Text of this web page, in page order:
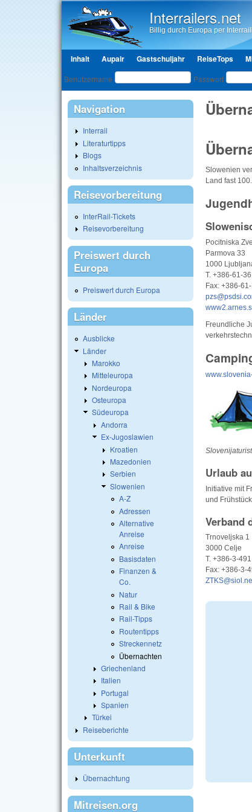
Interrailers.net
Billig durch Europa per
Hauptmenü
Inhalt Aupair Gastschuljahr ReiseTops
Benutzeranmeldung
Benutzername Passwort
Slowenien
Land fast
Pocitniska
Parmova 33
1000
T. +386-61-
Fax: +386-
Freundliche
Slovenijaturist
Urlaub
Initiative mit
und
Verband
Trnoveljska 1
3000 Celje
T. +386-3-
Fax: +386-3-
Navigation
Interrail
Literaturtipps
Blogs
Inhaltsverzeichnis
Reisevorbereitung
InterRail-Tickets
Reisevorbereitung
Preiswert durch
Europa
Preiswert durch Europa
Länder
Ausblicke
Länder
Marokko
Mitteleuropa
Nordeuropa
Osteuropa
Südeuropa
Andorra
Ex-Jugoslawien
Kroatien
Mazedonien
Serbien
Slowenien
A-Z
Adressen
Alternative
Anreise
Anreise
Basisdaten
Finanzen &
Co.
Natur
Rail & Bike
Rail-Tipps
Routentipps
Streckennetz
Übernachten
Griechenland
Italien
Portugal
Spanien
Türkei
Reiseberichte
Unterkunft
Übernachtung
Mitreisen.org